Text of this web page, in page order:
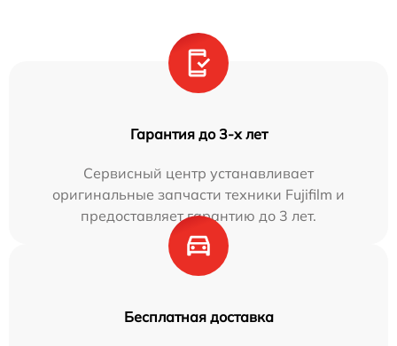
Гарантия до 3-х лет
Сервисный центр устанавливает
оригинальные запчасти техники Fujifilm и
предоставляет гарантию до 3 лет.
Бесплатная доставка